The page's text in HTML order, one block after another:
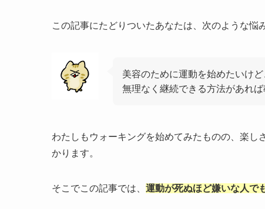
この記事にたどりついたあなたは、次のような悩
美容のために運動を始めたいけ
無理なく継続できる方法があれ
わたしもウォーキングを始めてみたものの、楽
かります。
そこでこの記事では、 運動が死ぬほど嫌いな人で